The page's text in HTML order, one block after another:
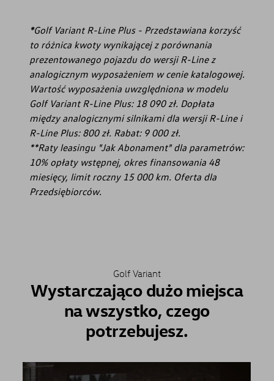
*Golf Variant R-Line Plus - Przedstawiana korzyść
to różnica kwoty wynikającej z porównania
prezentowanego pojazdu do wersji R-Line z
analogicznym wyposażeniem w cenie katalogowej.
Wartość wyposażenia uwzględniona w modelu
Golf Variant R-Line Plus: 18 090 zł. Dopłata
między analogicznymi silnikami dla wersji R-Line i
R-Line Plus: 800 zł. Rabat: 9 000 zł.
**Raty leasingu "Jak Abonament" dla parametrów:
10% opłaty wstępnej, okres finansowania 48
miesięcy, limit roczny 15 000 km. Oferta dla
Przedsiębiorców.
Golf Variant
Wystarczająco dużo miejsca
na wszystko, czego
potrzebujesz.